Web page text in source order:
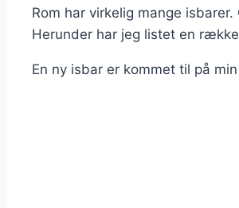
Rom har virkelig mange
Herunder har jeg listet en
En ny isbar er kommet til på